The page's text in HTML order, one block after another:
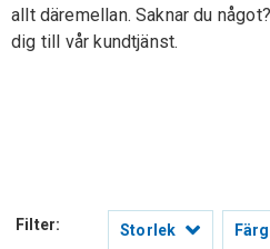
allt däremellan. Saknar du
dig till vår kundtjänst.
Filter: Storlek Färg